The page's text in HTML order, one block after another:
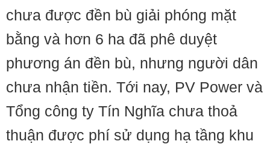
chưa được đền bù giải phóng mặt
bằng và hơn 6 ha đã phê duyệt
phương án đền bù, nhưng người dân
chưa nhận tiền. Tới nay, PV Power và
Tổng công ty Tín Nghĩa chưa thoả
thuận được phí sử dụng hạ tầng khu